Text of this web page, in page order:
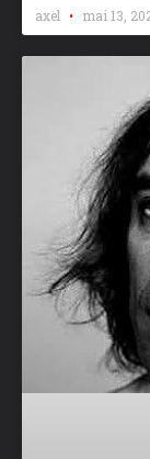
axel mai 13,